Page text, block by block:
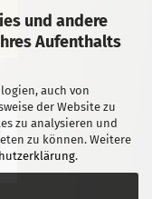
und andere
Aufenthalts
auch von
der Website zu
zu analysieren und
zu können. Weitere
.